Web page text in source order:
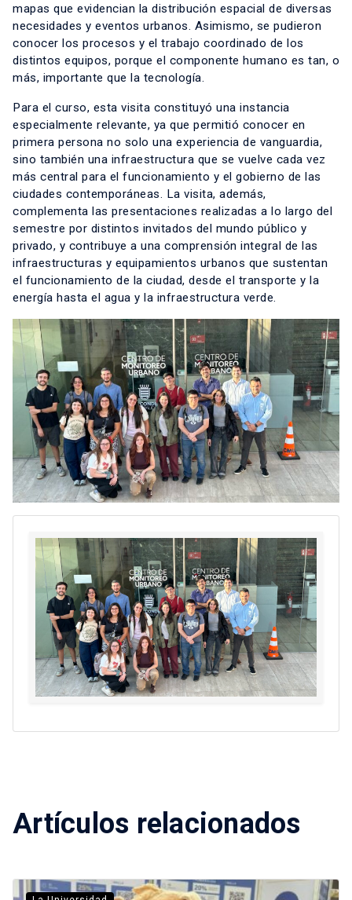
mapas que evidencian la distribución espacial de diversas
necesidades y eventos urbanos. Asimismo, se pudieron
conocer los procesos y el trabajo coordinado de los
distintos equipos, porque el componente humano es tan, o
más, importante que la tecnología.
Para el curso, esta visita constituyó una instancia
especialmente relevante, ya que permitió conocer en
primera persona no solo una experiencia de vanguardia,
sino también una infraestructura que se vuelve cada vez
más central para el funcionamiento y el gobierno de las
ciudades contemporáneas. La visita, además,
complementa las presentaciones realizadas a lo largo del
semestre por distintos invitados del mundo público y
privado, y contribuye a una comprensión integral de las
infraestructuras y equipamientos urbanos que sustentan
el funcionamiento de la ciudad, desde el transporte y la
energía hasta el agua y la infraestructura verde.
Artículos relacionados